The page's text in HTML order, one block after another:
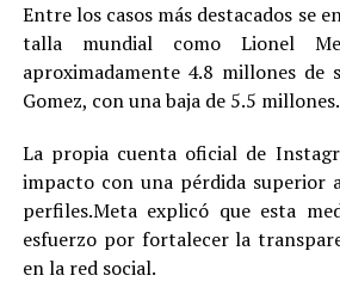
Entre los casos más destacados se
talla mundial como Lionel
aproximadamente 4.8 millones de
Gomez, con una baja de 5.5 millones.
La propia cuenta oficial de
impacto con una pérdida superior
perfiles.Meta explicó que esta
esfuerzo por fortalecer la
en la red social.